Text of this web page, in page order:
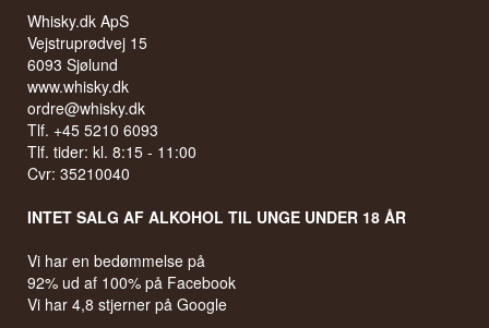
Whisky.dk ApS
Vejstruprødvej 15
6093 Sjølund
www.whisky.dk
ordre@whisky.dk
Tlf. +45 5210 6093
Tlf. tider: kl. 8:15 - 11:00
Cvr: 35210040
INTET SALG AF ALKOHOL TIL UNGE UNDER 18 ÅR
Vi har en bedømmelse på
92% ud af 100% på Facebook
Vi har 4,8 stjerner på Google